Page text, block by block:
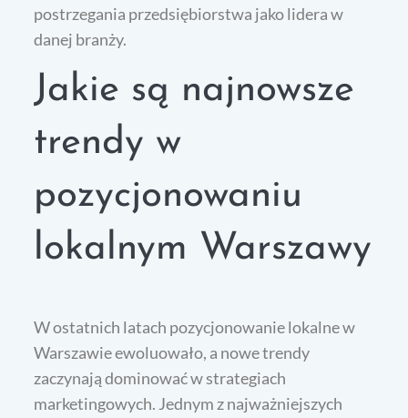
postrzegania przedsiębiorstwa jako lidera w
danej branży.
Jakie są najnowsze
trendy w
pozycjonowaniu
lokalnym Warszawy
W ostatnich latach pozycjonowanie lokalne w
Warszawie ewoluowało, a nowe trendy
zaczynają dominować w strategiach
marketingowych. Jednym z najważniejszych